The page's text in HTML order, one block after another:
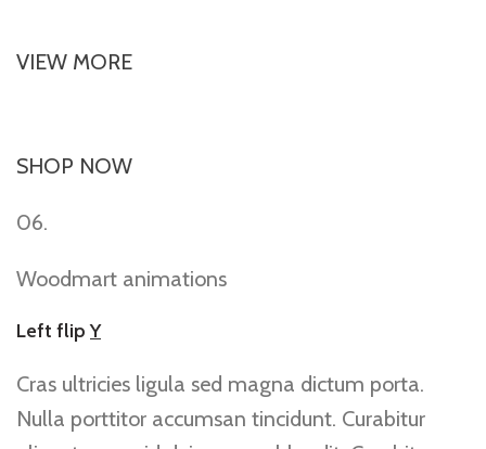
VIEW MORE
SHOP NOW
06.
Woodmart animations
Left flipY
Cras ultricies ligula sed magna dictum porta.
Nulla porttitor accumsan tincidunt. Curabitur